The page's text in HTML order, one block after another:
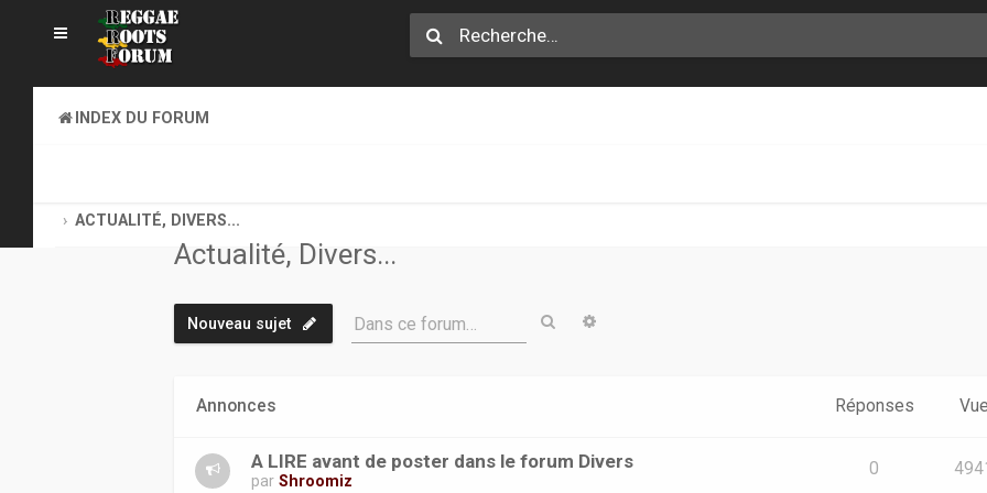
INDEX DU FORUM
ACTUALITÉ, DIVERS...
Actualité, Divers...
Nouveau sujet Dans ce forum… Rechercher
Annonces Réponses
A LIRE avant de poster dans le forum Divers
parShroomiz
0